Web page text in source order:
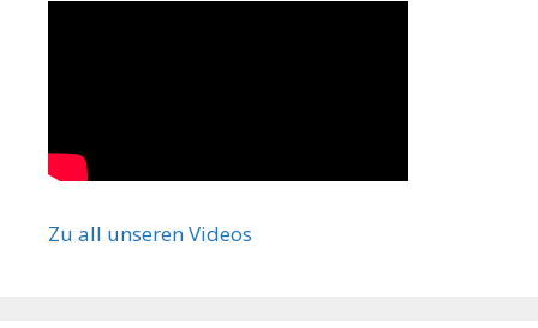
Zu all unseren Videos